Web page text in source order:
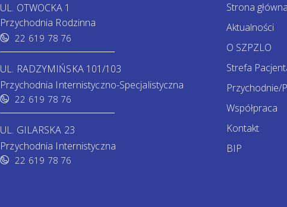
UL. OTWOCKA 1
Przychodnia Rodzinna
22 619 78 76
UL. RADZYMIŃSKA 101/103
Przychodnia Internistyczno-Specjalistyczna
22 619 78 76
UL. GILARSKA 23
Przychodnia Internistyczna
22 619 78 76
Strona
Aktualności
O SZPZLO
Strefa
Przychodnie/
Współpraca
Kontakt
BIP